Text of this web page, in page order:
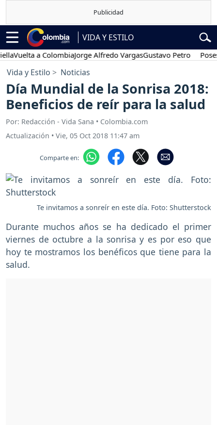
VIDA Y ESTILO
a ColombiaJorge Alfredo VargasGustavo Petro Posesión
Vida y Estilo Noticias
Día Mundial de la Sonrisa 2018:
Beneficios de reír para la salud
Por: Redacción - Vida Sana • Colombia.com
Actualización • Vie, 05 Oct 2018 11:47 am
Comparte en:
Te invitamos a sonreír en este día. Foto: Shutterstock
Durante muchos años se ha dedicado el primer
viernes de octubre a la sonrisa y es por eso que
hoy te mostramos los benéficos que tiene para la
salud.